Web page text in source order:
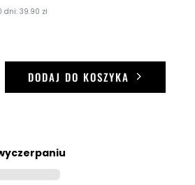
39.90 zł
DODAJ DO KOSZYKA